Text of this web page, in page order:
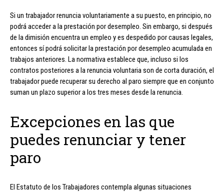
Si un trabajador renuncia voluntariamente a su puesto, en principio, no
podrá acceder a la prestación por desempleo. Sin embargo, si después
de la dimisión encuentra un empleo y es despedido por causas legales,
entonces sí podrá solicitar la prestación por desempleo acumulada en
trabajos anteriores. La normativa establece que, incluso si los
contratos posteriores a la renuncia voluntaria son de corta duración, el
trabajador puede recuperar su derecho al paro siempre que en conjunto
suman un plazo superior a los tres meses desde la renuncia.
Excepciones en las que
puedes renunciar y tener
paro
El Estatuto de los Trabajadores contempla algunas situaciones